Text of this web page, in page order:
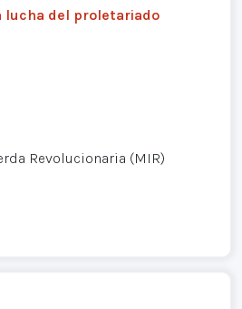
lucha del proletariado
Revolucionaria (MIR)